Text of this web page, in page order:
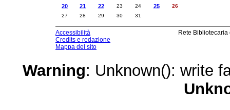
20
21 22 23 24 25
26
27
28 29 30 31
Accessibilità
Credits e redazione
Mappa del sito
Rete
Warning: Unknown(): write